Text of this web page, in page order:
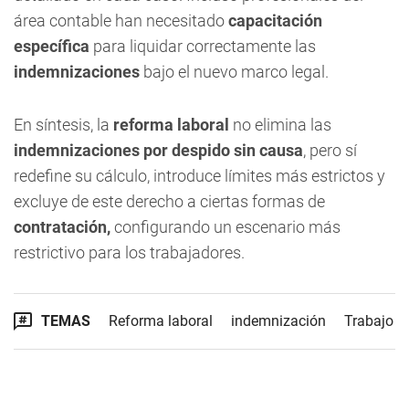
área contable han necesitadocapacitación
específica para liquidar correctamente las
indemnizaciones bajo el nuevo marco legal.
En síntesis, la reforma laboral no elimina las
indemnizaciones por despido sin causa, pero sí
redefine su cálculo, introduce límites más estrictos y
excluye de este derecho a ciertas formas de
contratación,configurando un escenario más
restrictivo para los trabajadores.
TEMAS Reforma laboral indemnización Trabajo